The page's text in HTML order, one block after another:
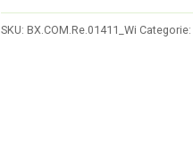
SKU: BX.COM.Re.01411_Wi Categorie: